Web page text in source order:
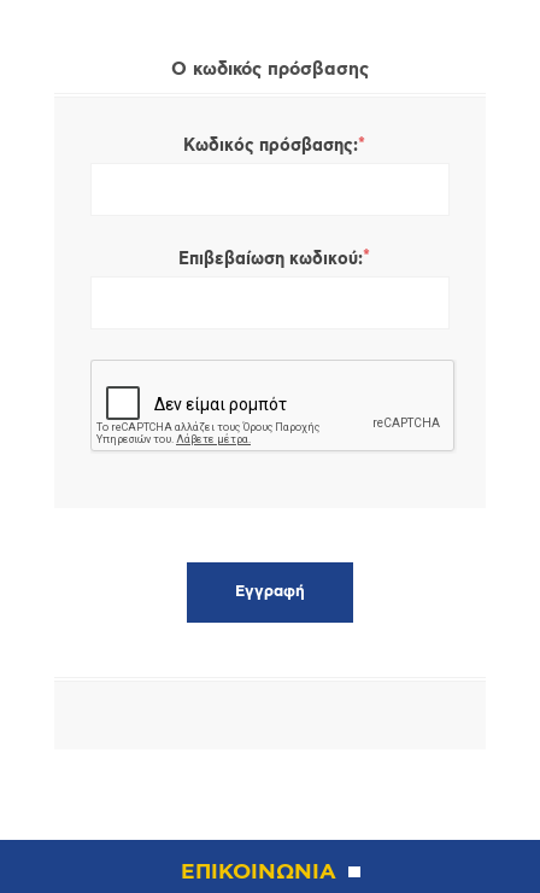
Ο κωδικός πρόσβασης
Κωδικός πρόσβασης:*
Επιβεβαίωση κωδικού:*
ΕΠΙΚΟΙΝΩΝΙΑ